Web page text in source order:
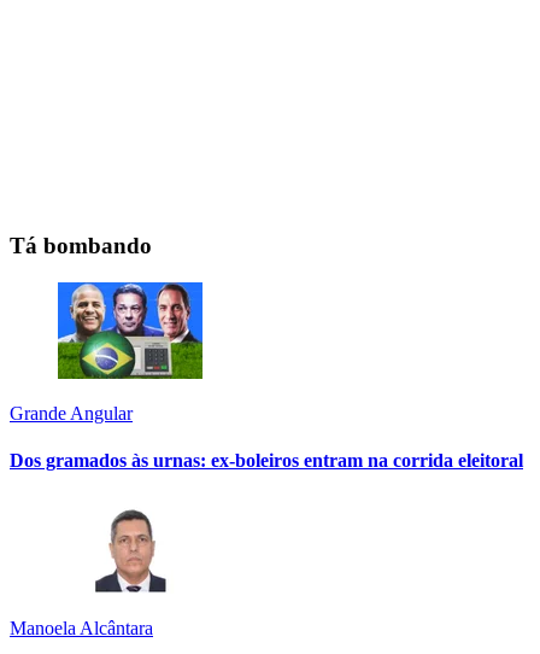
Tá bombando
Grande Angular
Dos gramados às urnas: ex-boleiros entram na corrida eleitoral
Manoela Alcântara